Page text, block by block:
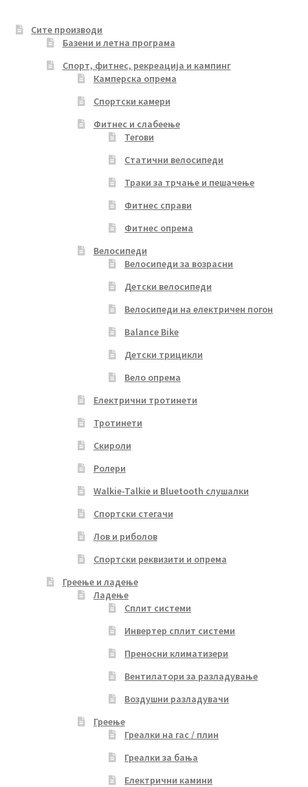
Сите производи
Базени и летна програма
Спорт, фитнес, рекреација и кампинг
Камперска опрема
Спортски камери
Фитнес и слабеење
Тегови
Статични велосипеди
Траки за трчање и пешачење
Фитнес справи
Фитнес опрема
Велосипеди
Велосипеди за возрасни
Детски велосипеди
Велосипеди на електричен погон
Balance Bike
Детски трицикли
Вело опрема
Електрични тротинети
Тротинети
Скироли
Ролери
Walkie-Talkie и Bluetooth слушалки
Спортски стегачи
Лов и риболов
Спортски реквизити и опрема
Греење и ладење
Ладење
Сплит системи
Инвертер сплит системи
Преносни климатизери
Вентилатори за разладување
Воздушни разладувачи
Греење
Греалки на гас / плин
Греалки за бања
Електрични камини